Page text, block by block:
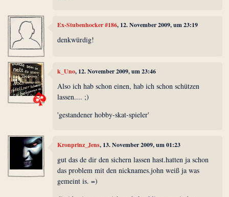
Ex-Stubenhocker #186, 12. November 2009, um 23:19
denkwürdig!
k_Uno, 12. November 2009, um 23:46
Also ich hab schon einen, hab ich schon schützen
lassen.... ;)
'gestandener hobby-skat-spieler'
Kronprinz_Jens, 13. November 2009, um 01:23
gut das de dir den sichern lassen hast.hatten ja schon
das problem mit den nicknames.john weiß ja was
gemeint is. =)